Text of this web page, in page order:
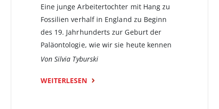
Eine junge Arbeitertochter mit Hang zu
Fossilien verhalf in England zu Beginn
des 19. Jahrhunderts zur Geburt der
Paläontologie, wie wir sie heute kennen
Von Silvia Tyburski
WEITERLESEN